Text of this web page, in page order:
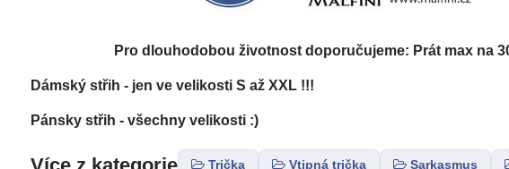
Pro dlouhodobou životnost doporučujeme: Prát max na
Dámský střih - jen ve velikosti S až XXL !!!
Pánsky střih - všechny velikosti :)
Více z kategorie Trička Vtipná trička Sarkasmus